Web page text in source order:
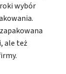
wybór
ale też